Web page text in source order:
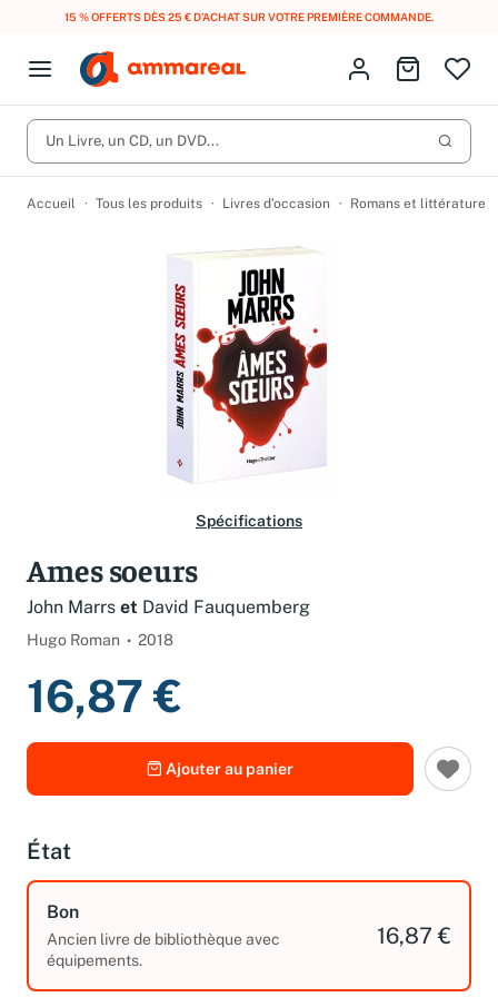
15 % OFFERTS DÈS 25 € D’ACHAT SUR VOTRE PREMIÈRE COMMANDE.
Open menu
Fermer le menu
CD d'occasion
DVD d'occasion
Lancer
Vous n'avez pas trouvé l'article que vous cherchiez ?
Activez les notifications dans votre compte pour être alerté dès
qu'il est en stock.
Créer une alerte
Identifiez-vous
Aller au
Un Livre, un CD, un DVD...
Accueil Tous les produits Livres d’occasion Romans et littérature
Spécifications
Ames soeurs
John Marrs et David Fauquemberg
Hugo Roman 2018
16,87 €
Ajouter au panier
État
Bon
Ancien livre de bibliothèque avec
équipements.
16,87 €